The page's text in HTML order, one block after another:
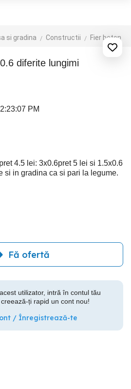
si gradina Constructii Fier beton
diferite lungimi
PM
4.5 lei: 3x0.6pret 5 lei si 1.5x0.6
si in gradina ca si pari la legume.
Fă ofertă
utilizator, intră în contul tău
ți rapid un cont nou!
/ Înregistrează-te